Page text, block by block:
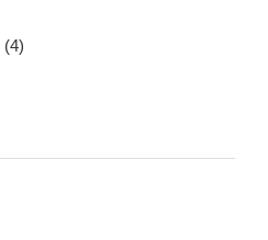
(4)